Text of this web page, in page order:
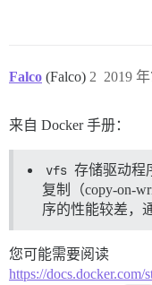
Falco (Falco) 2019
2
来自 Docker 手册：
vfs 存储驱动程
复制（copy-on-
序的性能较差，
您可能需要阅读
https://docs.docker.com/